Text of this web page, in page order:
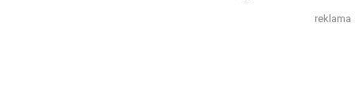
reklama